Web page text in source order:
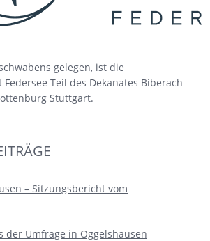
gelegen, ist die
Teil des Dekanates Biberach
Stuttgart.
– Sitzungsbericht vom
der Umfrage in Oggelshausen